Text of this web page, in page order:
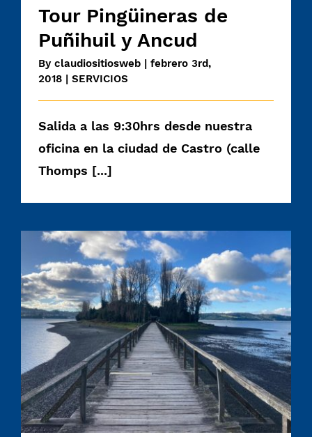
Tour Pingüineras de
Puñihuil y Ancud
By claudiositiosweb | febrero 3rd,
2018 | SERVICIOS
Salida a las 9:30hrs desde nuestra
oficina en la ciudad de Castro (calle
Thomps [...]
Tour de la Costa